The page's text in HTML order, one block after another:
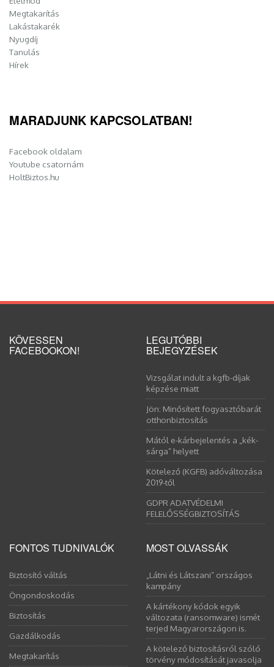
Megtakarítás
Lakástakarék
Nyugdíj
Tanulás
Hírek
MARADJUNK KAPCSOLATBAN!
Facebook oldalam
Youtube csatornám
HoltBiztos.hu
KÖVESSEN
FACEBOOKON!
LEGUTÓBBI
BEJEGYZÉSEK
Vizsgálat indult a kgfb-díjak
képzése miatt
Jön: Minősített fogyasztóbarát
otthonbiztosítás
Mától e-kárbejelentés a „kék-
sárga” helyett
Kötelező (KGFB) adóváltozása
2019-től
GDPR ADATVÉDELMI
FELELŐSSÉGBIZTOSÍTÁS
FONTOS TUDNIVALÓK
Biztosító váltás
Öngondoskodás
Biztosítás
Gazdálkodás
Megtakarítás
MOST OLVASSÁK
„Látni és Látszani” országos
kampány
A kártékony kódok egyik
változata (ransomware) ismét
terjed Magyarországon is.
A kötelező biztosításról szóló
törvény módosítását javasolja